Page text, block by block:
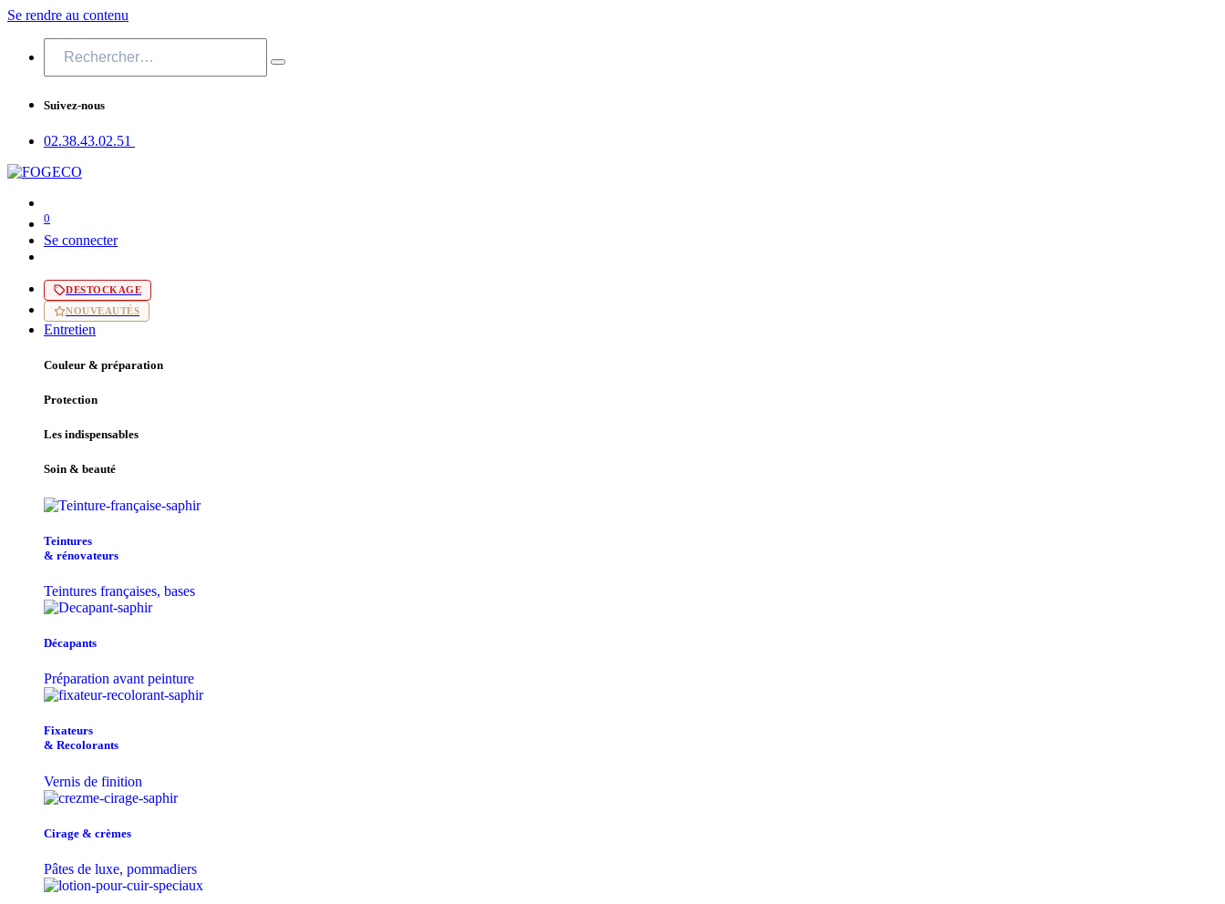
Se rendre au contenu
Suivez-nous
02.38.43​.02.51
0
Se connecter
DESTOCKAGE
NOUVEAUTÉS
Entretien
Couleur & préparation
Protection
Les indispensables
Soin & beauté
Teintu​res
& r​é​novateurs
Teintures françaises, bases
Décapants
Préparation avant peinture
Fixateurs
& Recolorants
Vernis de finition
Cirage & crèmes
Pâtes de luxe, pommadiers